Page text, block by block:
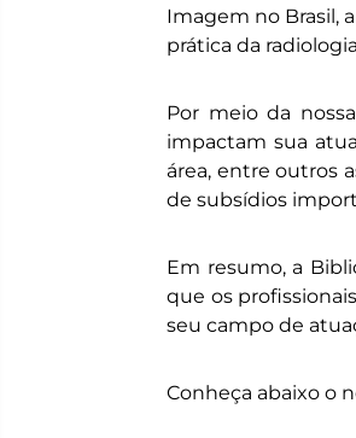
Imagem no Brasil,
prática da
Por meio da
impactam sua
área, entre outros
de subsídios
Em resumo, a
que os
seu campo de
Conheça abaixo o